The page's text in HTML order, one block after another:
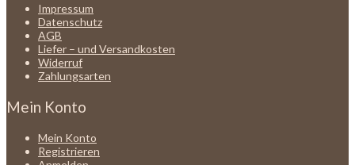
Impressum
Datenschutz
AGB
Liefer – und Versandkosten
Widerruf
Zahlungsarten
Mein Konto
Mein Konto
Registrieren